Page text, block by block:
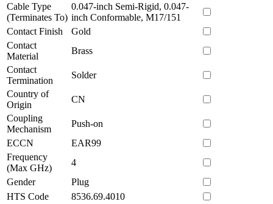
Cable Type
(Terminates To)
0.047-inch Semi-Rigid, 0.047-
inch Conformable, M17/151
Contact Finish
Gold
Contact
Material
Brass
Contact
Termination
Solder
Country of
Origin
CN
Coupling
Mechanism
Push-on
ECCN
EAR99
Frequency
(Max GHz)
4
Gender
Plug
HTS Code
8536.69.4010